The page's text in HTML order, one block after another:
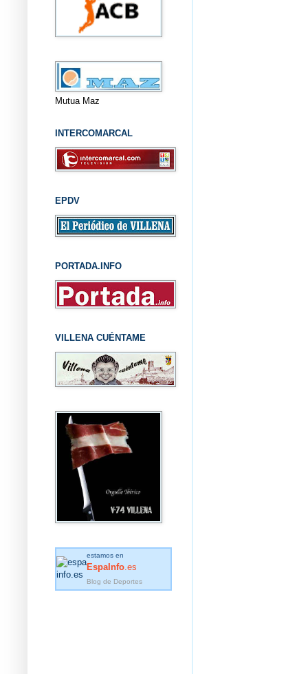
Mutua Maz
INTERCOMARCAL
EPDV
PORTADA.INFO
VILLENA CUÉNTAME
estamos en
EspaInfo .es
Blog de Deportes